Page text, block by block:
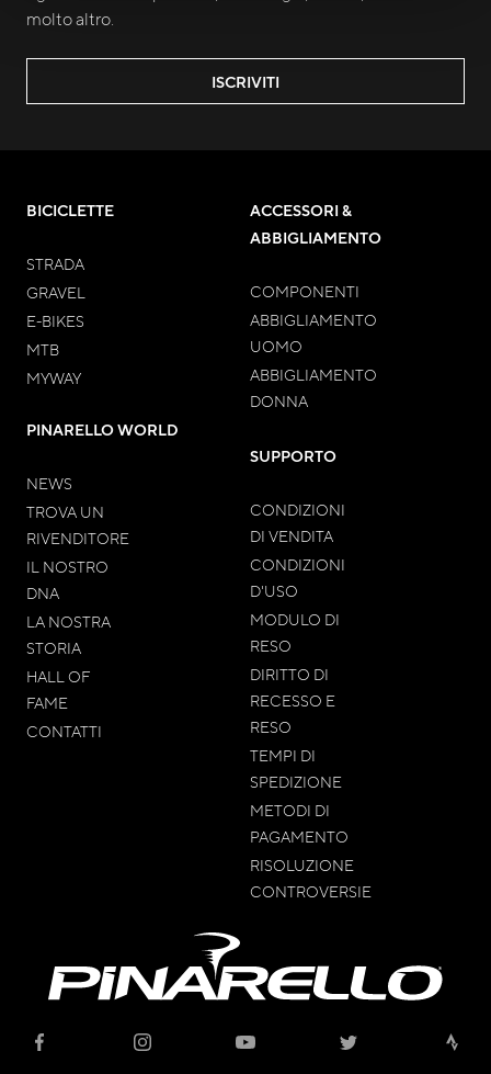
molto altro.
ISCRIVITI
BICICLETTE
STRADA
GRAVEL
E-BIKES
MTB
MYWAY
ACCESSORI &
ABBIGLIAMENTO
COMPONENTI
ABBIGLIAMENTO
UOMO
ABBIGLIAMENTO
DONNA
PINARELLO WORLD
NEWS
TROVA UN
RIVENDITORE
IL NOSTRO
DNA
LA NOSTRA
STORIA
HALL OF
FAME
CONTATTI
SUPPORTO
CONDIZIONI
DI VENDITA
CONDIZIONI
D'USO
MODULO DI
RESO
DIRITTO DI
RECESSO E
RESO
TEMPI DI
SPEDIZIONE
METODI DI
PAGAMENTO
RISOLUZIONE
CONTROVERSIE